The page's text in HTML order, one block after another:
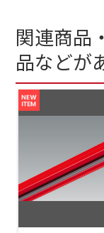
関連商品
品などが